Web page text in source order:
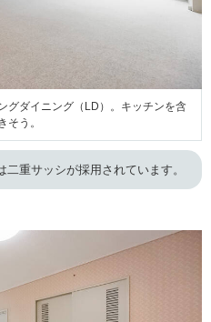
グダイニング（LD）。キッチンを含
そう。
重サッシが採用されています。